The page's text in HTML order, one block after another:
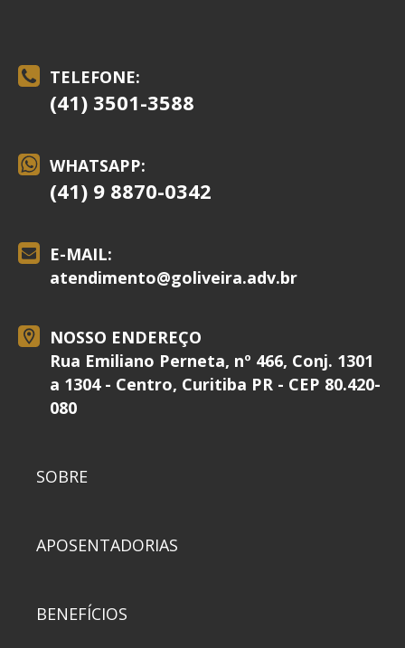
TELEFONE:
(41) 3501-3588
WHATSAPP:
(41) 9 8870-0342
E-MAIL:
atendimento@goliveira.adv.br
NOSSO ENDEREÇO
Rua Emiliano Perneta, nº 466, Conj. 1301
a 1304 - Centro, Curitiba PR - CEP 80.420-
080
SOBRE
APOSENTADORIAS
BENEFÍCIOS